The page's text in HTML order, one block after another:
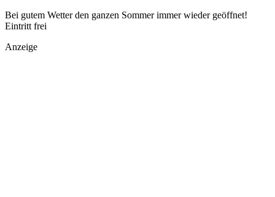
Bei gutem Wetter den ganzen Sommer immer wieder geöffnet!
Eintritt frei
Anzeige